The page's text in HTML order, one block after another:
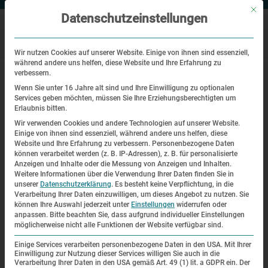
Startseite |
Online panel discussion
Contacts and relationships between
camps and their neighbourhoods
Mit
Datenschutzeinstellungen
Wir nutzen Cookies auf unserer Website. Einige von ihnen sind essenziell,
während andere uns helfen, diese Website und Ihre Erfahrung zu
verbessern.
Wenn Sie unter 16 Jahre alt sind und Ihre Einwilligung zu optionalen
Services geben möchten, müssen Sie Ihre Erziehungsberechtigten um
Erlaubnis bitten.
Wir verwenden Cookies und andere Technologien auf unserer Website.
Einige von ihnen sind essenziell, während andere uns helfen, diese
Website und Ihre Erfahrung zu verbessern. Personenbezogene Daten
können verarbeitet werden (z. B. IP-Adressen), z. B. für personalisierte
Anzeigen und Inhalte oder die Messung von Anzeigen und Inhalten.
Weitere Informationen über die Verwendung Ihrer Daten finden Sie in
unserer Datenschutzerklärung. Es besteht keine Verpflichtung, in die
Verarbeitung Ihrer Daten einzuwilligen, um dieses Angebot zu nutzen. Sie
können Ihre Auswahl jederzeit unter Einstellungen widerrufen oder
anpassen. Bitte beachten Sie, dass aufgrund individueller Einstellungen
möglicherweise nicht alle Funktionen der Website verfügbar sind.
Einige Services verarbeiten personenbezogene Daten in den USA. Mit Ihrer
Einwilligung zur Nutzung dieser Services willigen Sie auch in die
Verarbeitung Ihrer Daten in den USA gemäß Art. 49 (1) lit. a GDPR ein. Der